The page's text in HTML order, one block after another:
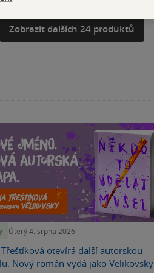
Zobrazit dalších 24 produktů
Úterý 4. srpna 2026
Třeštíková otevírá další autorskou
Nový román vydá jako Velikovsky